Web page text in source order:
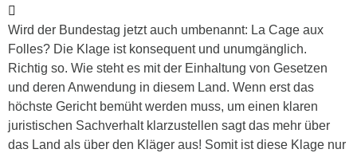
Wird der Bundestag jetzt auch umbenannt: La Cage aux
Folles? Die Klage ist konsequent und unumgänglich.
Richtig so. Wie steht es mit der Einhaltung von Gesetzen
und deren Anwendung in diesem Land. Wenn erst das
höchste Gericht bemüht werden muss, um einen klaren
juristischen Sachverhalt klarzustellen sagt das mehr über
das Land als über den Kläger aus! Somit ist diese Klage nur